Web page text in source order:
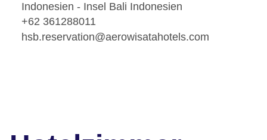
Indonesien - Insel Bali Indonesien
+62 361288011
hsb.reservation@aerowisatahotels.com